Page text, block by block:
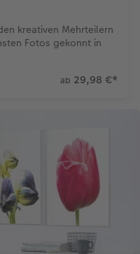
kreativen Mehrteilern
Fotos gekonnt in
ab 29,98 €*